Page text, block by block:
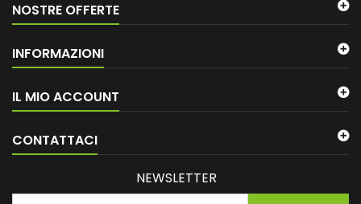
NOSTRE OFFERTE
INFORMAZIONI
IL MIO ACCOUNT
CONTATTACI
NEWSLETTER